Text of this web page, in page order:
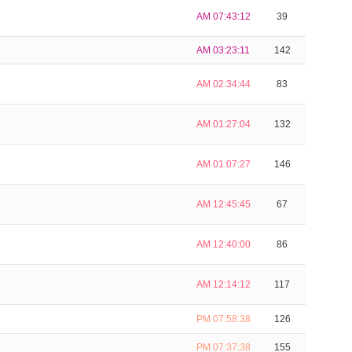
AM 07:43:12 39
AM 03:23:11 142
AM 02:34:44 83
AM 01:27:04 132
AM 01:07:27 146
AM 12:45:45 67
AM 12:40:00 86
AM 12:14:12 117
PM 07:58:38 126
PM 07:37:38 155